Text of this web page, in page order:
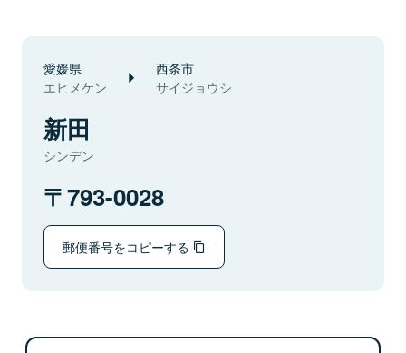
愛媛県
エヒメケン
西条市
サイジョウシ
新田
シンデン
793-0028
郵便番号をコピーする